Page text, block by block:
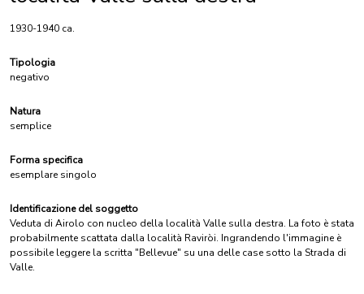
1930-1940 ca.
Tipologia
negativo
Natura
semplice
Forma specifica
esemplare singolo
Identificazione del soggetto
Veduta di Airolo con nucleo della località Valle sulla destra. La foto è stata
probabilmente scattata dalla località Raviròi. Ingrandendo l'immagine è
possibile leggere la scritta "Bellevue" su una delle case sotto la Strada di
Valle.